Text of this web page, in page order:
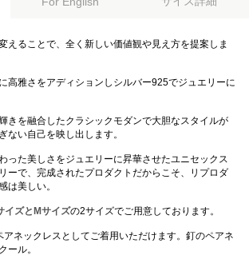
えることで、全く新しい価値観や見え方を提案しま
高雅さをアディションしシルバー925でジュエリーに
きを融合したクラシックモダンで大胆なスタイルが
ない自己を映し出します。
った美しさをジュエリーに昇華させたユニセックス
ーで、完成されたプロダクトだからこそ、リプロダ
は美しい。
イズとMサイズの2サイズでご用意しております。
ネックレスとしてご着用いただけます。釘のペアネ
ール。